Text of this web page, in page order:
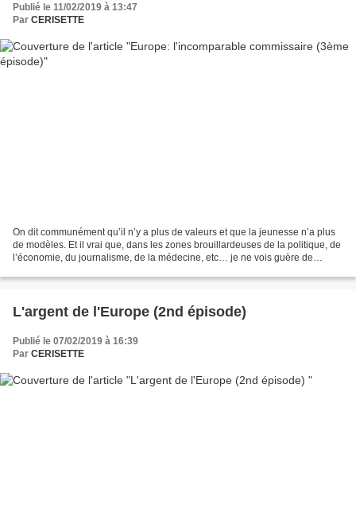
Publié le 11/02/2019 à 13:47
Par CERISETTE
On dit communément qu’il n’y a plus de valeurs et que la jeunesse n’a plus
de modèles. Et il vrai que, dans les zones brouillardeuses de la politique, de
l’économie, du journalisme, de la médecine, etc… je ne vois guère de
L'argent de l'Europe (2nd épisode)
Publié le 07/02/2019 à 16:39
Par CERISETTE